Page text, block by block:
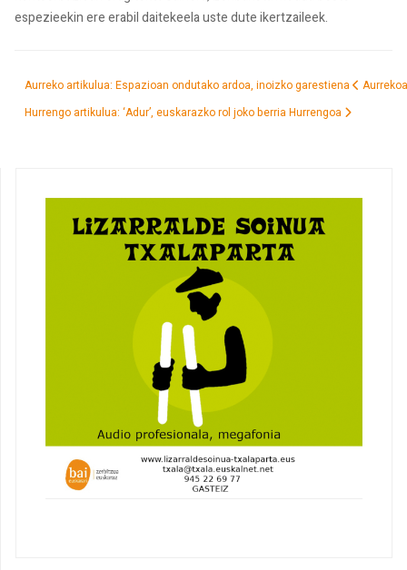
espezieekin ere erabil daitekeela uste dute ikertzaileek.
Aurreko artikulua: Espazioan ondutako ardoa, inoizko garestiena
Aurrekoa
Hurrengo artikulua: ‘Adur’, euskarazko rol joko berria Hurrengoa